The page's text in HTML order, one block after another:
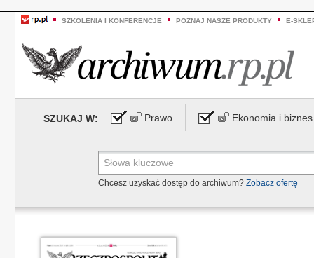
SZKOLENIA I KONFERENCJE POZNAJ NASZE PRODUKTY E-
SZUKAJ W: Prawo Ekonomia i biznes
Chcesz uzyskać dostęp do archiwum? Zobacz ofertę